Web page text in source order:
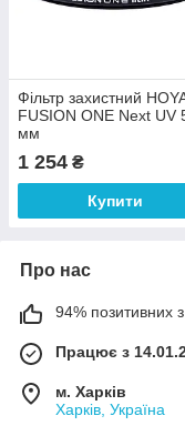
Фільтр захистний
FUSION ONE Next UV
мм
1 254 ₴
Купити
Про нас
94% позитивних з
Працює з
м. Харків
Харків, Україна